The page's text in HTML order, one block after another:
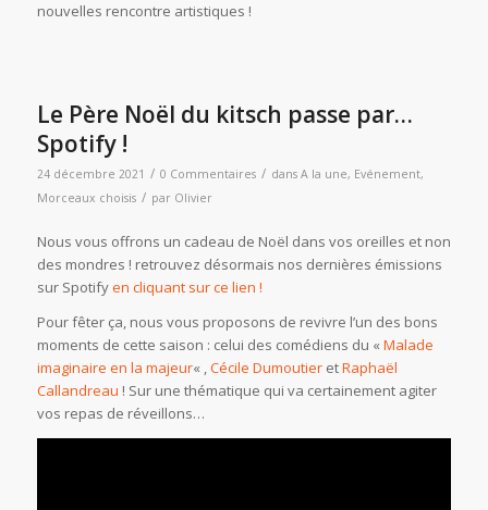
nouvelles rencontre artistiques !
Le Père Noël du kitsch passe par…
Spotify !
24 décembre 2021 / 0 Commentaires / dans A la une, Evénement,
Morceaux choisis / par Olivier
Nous vous offrons un cadeau de Noël dans vos oreilles et non
des mondres ! retrouvez désormais nos dernières émissions
sur Spotifyen cliquant sur ce lien !
Pour fêter ça, nous vous proposons de revivre l’un des bons
moments de cette saison : celui des comédiens du «Malade
imaginaire en la majeur« ,Cécile DumoutieretRaphaël
Callandreau ! Sur une thématique qui va certainement agiter
vos repas de réveillons…